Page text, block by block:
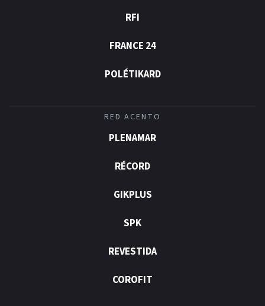
RFI
FRANCE 24
POLÉTIKARD
RED ACENTO
PLENAMAR
RÉCORD
GIKPLUS
SPK
REVESTIDA
COROFIT